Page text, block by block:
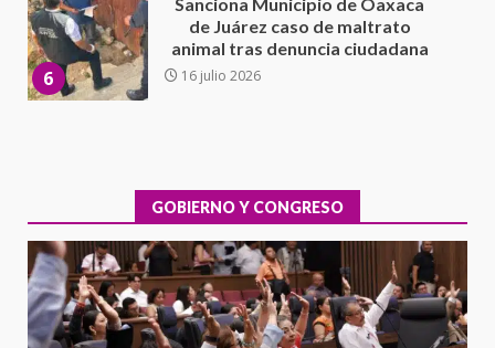
7
California; FGR lo investiga por
presuntos delitos de
delincuencia organizada y
contrabando
1
Xanica: Jesús Romero
7 agosto 2026
Exhorta Poder Legislativo al
IEEPO y al Iocied a realizar una
evaluación técnica y estructural
integral de las instalaciones de la
GOBIERNO Y CONGRESO